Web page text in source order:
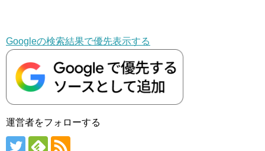
Googleの検索結果で優先表示する
運営者をフォローする